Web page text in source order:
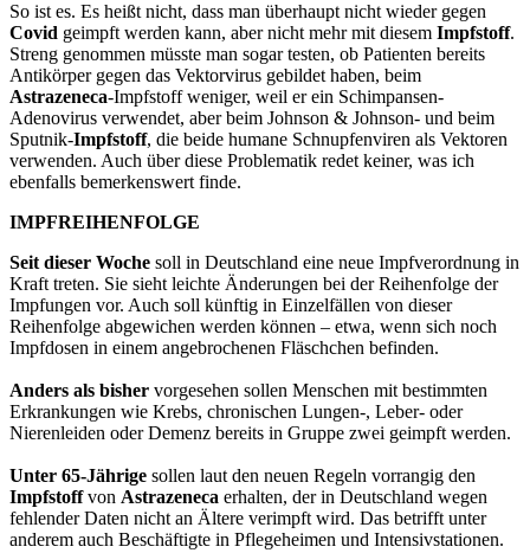
So ist es. Es heißt nicht, dass man überhaupt nicht wieder gegen
Covid geimpft werden kann, aber nicht mehr mit diesem Impfstoff.
Streng genommen müsste man sogar testen, ob Patienten bereits
Antikörper gegen das Vektorvirus gebildet haben, beim
Astrazeneca-Impfstoff weniger, weil er ein Schimpansen-
Adenovirus verwendet, aber beim Johnson & Johnson- und beim
Sputnik-Impfstoff, die beide humane Schnupfenviren als Vektoren
verwenden. Auch über diese Problematik redet keiner, was ich
ebenfalls bemerkenswert finde.
IMPFREIHENFOLGE
Seit dieser Woche soll in Deutschland eine neue Impfverordnung in
Kraft treten. Sie sieht leichte Änderungen bei der Reihenfolge der
Impfungen vor. Auch soll künftig in Einzelfällen von dieser
Reihenfolge abgewichen werden können – etwa, wenn sich noch
Impfdosen in einem angebrochenen Fläschchen befinden.
Anders als bisher vorgesehen sollen Menschen mit bestimmten
Erkrankungen wie Krebs, chronischen Lungen-, Leber- oder
Nierenleiden oder Demenz bereits in Gruppe zwei geimpft werden.
Unter 65-Jährige sollen laut den neuen Regeln vorrangig den
Impfstoffvon Astrazeneca erhalten, der in Deutschland wegen
fehlender Daten nicht an Ältere verimpft wird. Das betrifft unter
anderem auch Beschäftigte in Pflegeheimen und Intensivstationen.